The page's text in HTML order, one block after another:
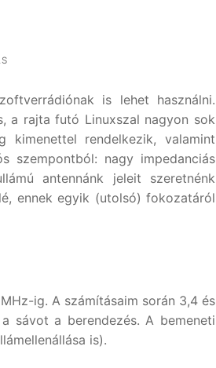
is lehet használni.
a rajta futó Linuxszal nagyon sok
kimenettel rendelkezik, valamint
szempontból: nagy impedanciás
antennánk jeleit szeretnénk
ennek egyik (utolsó) fokozatáról
ig. A számításaim során 3,4 és
sávot a berendezés. A bemeneti
is).